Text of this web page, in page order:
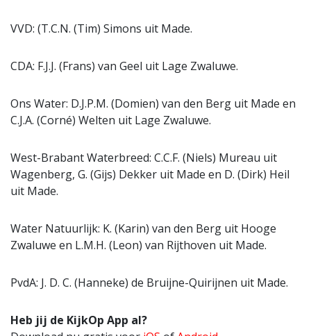
VVD: (T.C.N. (Tim) Simons uit Made.
CDA: F.J.J. (Frans) van Geel uit Lage Zwaluwe.
Ons Water: D.J.P.M. (Domien) van den Berg uit Made en
C.J.A. (Corné) Welten uit Lage Zwaluwe.
West-Brabant Waterbreed: C.C.F. (Niels) Mureau uit
Wagenberg, G. (Gijs) Dekker uit Made en D. (Dirk) Heil
uit Made.
Water Natuurlijk: K. (Karin) van den Berg uit Hooge
Zwaluwe en L.M.H. (Leon) van Rijthoven uit Made.
PvdA: J. D. C. (Hanneke) de Bruijne-Quirijnen uit Made.
Heb jij de KijkOp App al?